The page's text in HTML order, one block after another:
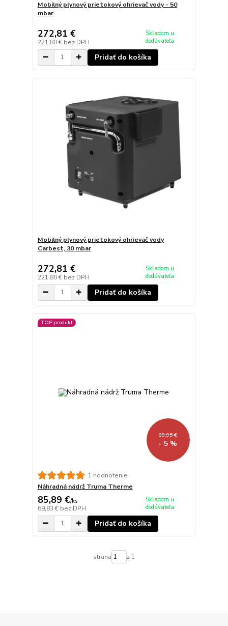
Mobilný plynový prietokový ohrievač vody - 50
mbar
272,81 €
221,80 € bez DPH
Skladom u
dodávateľa
Pridať do košíka
Mobilný plynový prietokový ohrievač vody
Carbest, 30 mbar
272,81 €
221,80 € bez DPH
Skladom u
dodávateľa
Pridať do košíka
TOP produkt
89,95 €
- 5 %
1 hodnotenie
Náhradná nádrž Truma Therme
85,89 €/ks
69,83 € bez DPH
Skladom u
dodávateľa
Pridať do košíka
strana z 1